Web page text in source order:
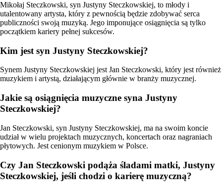
Mikołaj Steczkowski, syn Justyny Steczkowskiej, to młody i
utalentowany artysta, który z pewnością będzie zdobywać serca
publiczności swoją muzyką. Jego imponujące osiągnięcia są tylko
początkiem kariery pełnej sukcesów.
Kim jest syn Justyny Steczkowskiej?
Synem Justyny Steczkowskiej jest Jan Steczkowski, który jest również
muzykiem i artystą, działającym głównie w branży muzycznej.
Jakie są osiągnięcia muzyczne syna Justyny
Steczkowskiej?
Jan Steczkowski, syn Justyny Steczkowskiej, ma na swoim koncie
udział w wielu projektach muzycznych, koncertach oraz nagraniach
płytowych. Jest cenionym muzykiem w Polsce.
Czy Jan Steczkowski podąża śladami matki, Justyny
Steczkowskiej, jeśli chodzi o karierę muzyczną?